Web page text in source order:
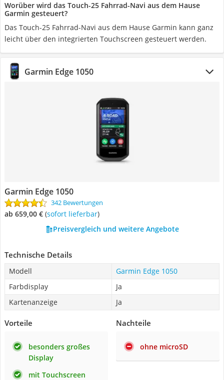
Worüber wird das Touch-25 Fahrrad-Navi aus dem Hause
Garmin gesteuert?
Das Touch-25 Fahrrad-Navi aus dem Hause Garmin kann ganz
leicht über den integrierten Touchscreen gesteuert werden.
Garmin Edge 1050
Garmin Edge 1050
342 Bewertungen
ab 659,00 € ( Sofort lieferbar)
Preisvergleich und weitere Angebote
Technische Details
Modell
Garmin Edge 1050
Farbdisplay
Ja
Kartenanzeige
Ja
Vorteile
besonders großes
Display
mit Touchscreen
Nachteile
ohne microSD